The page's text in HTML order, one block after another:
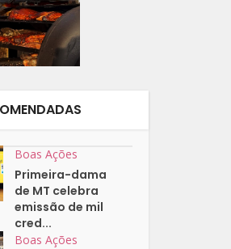
Boas Ações
Primeira-dama
de MT celebra
emissão de mil
cred...
Boas Ações